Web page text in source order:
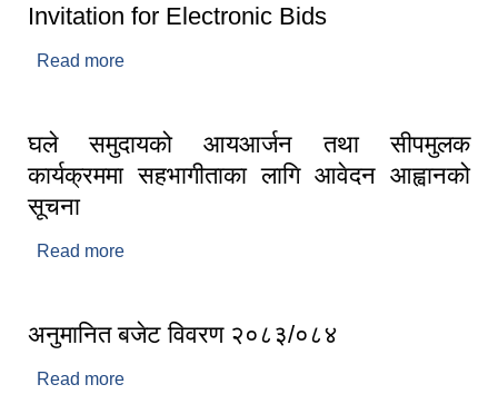
Invitation for Electronic Bids
Read more
घले समुदायको आयआर्जन तथा सीपमुलक
कार्यक्रममा सहभागीताका लागि आवेदन आह्वानको
सूचना
Read more
अनुमानित बजेट विवरण २०८३/०८४
Read more